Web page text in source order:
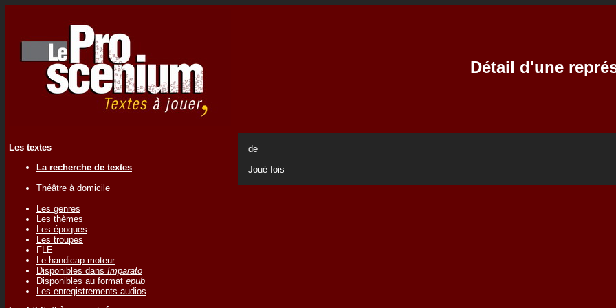
Détail d'une
Les textes
La recherche de textes
Théâtre à domicile
Les genres
Les thèmes
Les époques
Les troupes
FLE
Le handicap moteur
Disponibles dans Imparato
Disponibles au format epub
Les enregistrements audios
de
Joué fois